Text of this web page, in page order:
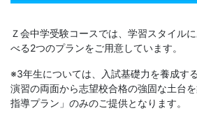
階
的
な
Ｚ会中学受験コースでは、学習スタイル
べる2つのプランをご用意しています。
※3年生については、入試基礎力を養成す
演習の両面から志望校合格の強固な土台
指導プラン」のみのご提供となります。